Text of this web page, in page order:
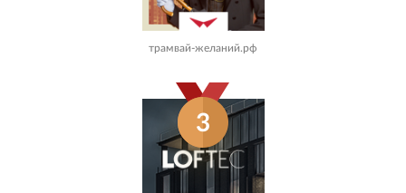
трамвай-желаний.рф
3